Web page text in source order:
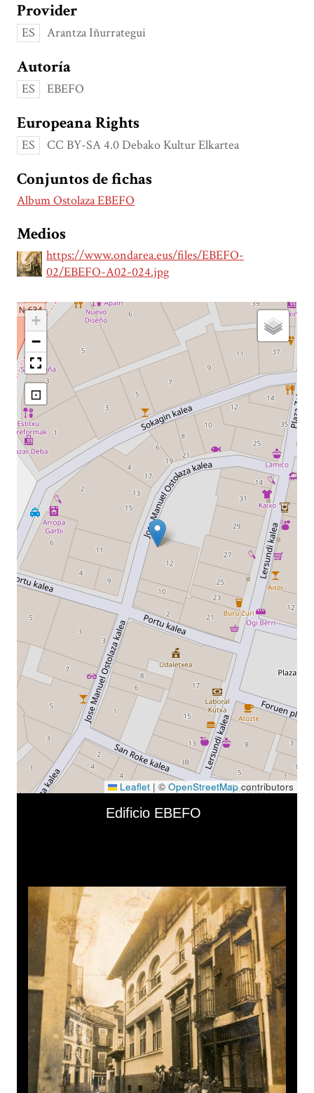
Provider
ES Arantza Iñurrategui
Autoría
ES EBEFO
Europeana Rights
ES CC BY-SA 4.0 Debako Kultur Elkartea
Conjuntos de fichas
Album Ostolaza EBEFO
Medios
https://www.ondarea.eus/files/EBEFO-
02/EBEFO-A02-024.jpg
+
−
⊡
Leaflet | © OpenStreetMapcontributors
Media ViewerEdificio EBEFO